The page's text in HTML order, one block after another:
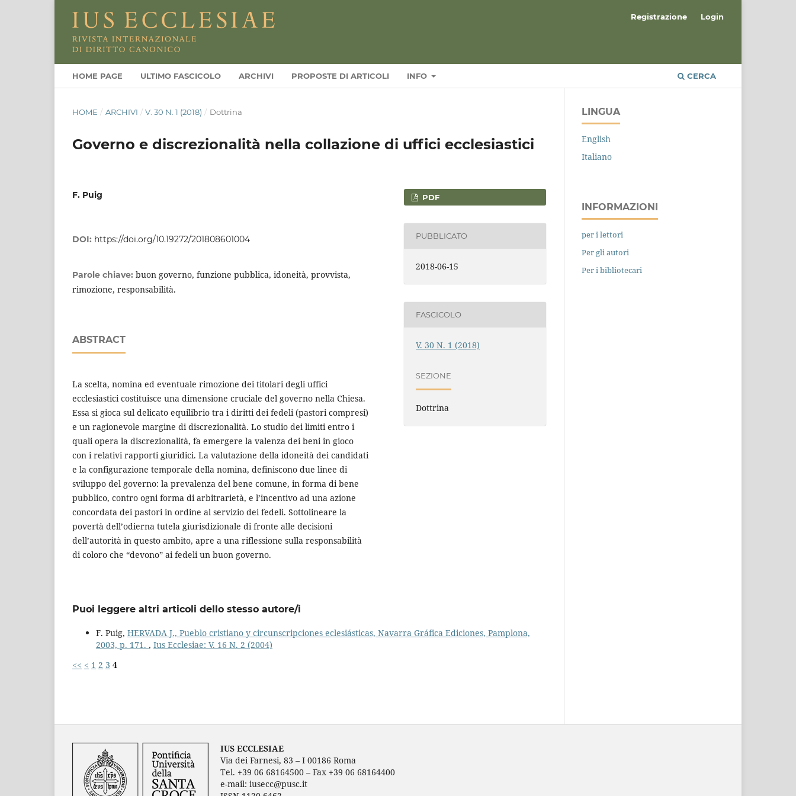
HOME PAGE ULTIMO FASCICOLO ARCHIVI PROPOSTE DI ARTICOLI INFO CERCA
Registrazione Login
HOME / ARCHIVI / V. 30 N. 1 (2018) / Dottrina
Governo e discrezionalità nella collazione di uffici ecclesiastici
F. Puig
DOI: https://doi.org/10.19272/201808601004
Parole chiave: buon governo, funzione pubblica, idoneità, provvista,
rimozione, responsabilità.
ABSTRACT
La scelta, nomina ed eventuale rimozione dei titolari degli uffici
ecclesiastici costituisce una dimensione cruciale del governo nella Chiesa.
Essa si gioca sul delicato equilibrio tra i diritti dei fedeli (pastori compresi)
e un ragionevole margine di discrezionalità. Lo studio dei limiti entro i
quali opera la discrezionalità, fa emergere la valenza dei beni in gioco
con i relativi rapporti giuridici. La valutazione della idoneità dei candidati
e la configurazione temporale della nomina, definiscono due linee di
sviluppo del governo: la prevalenza del bene comune, in forma di bene
pubblico, contro ogni forma di arbitrarietà, e l’incentivo ad una azione
concordata dei pastori in ordine al servizio dei fedeli. Sottolineare la
povertà dell’odierna tutela giurisdizionale di fronte alle decisioni
dell’autorità in questo ambito, apre a una riflessione sulla responsabilità
di coloro che “devono” ai fedeli un buon governo.
PDF
PUBBLICATO
2018-06-15
FASCICOLO
V. 30 N. 1 (2018)
SEZIONE
Dottrina
Puoi leggere altri articoli dello stesso autore/i
F. Puig, HERVADA J., Pueblo cristiano y circunscripciones eclesiásticas, Navarra Gráfica Ediciones, Pamplona,
2003, p. 171. , Ius Ecclesiae: V. 16 N. 2 (2004)
<< < 1 2 3 4
LINGUA
English
Italiano
INFORMAZIONI
per i lettori
Per gli autori
Per i bibliotecari
IUS ECCLESIAE
Via dei Farnesi, 83 – I 00186 Roma
Tel. +39 06 68164500 – Fax +39 06 68164400
e-mail: iusecc@pusc.it